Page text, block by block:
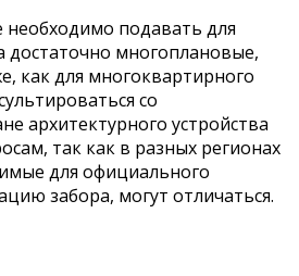
подавать для
достаточно многоплановые,
как для многоквартирного
со
архитектурного устройства
так как в разных регионах
для официального
забора, могут отличаться.